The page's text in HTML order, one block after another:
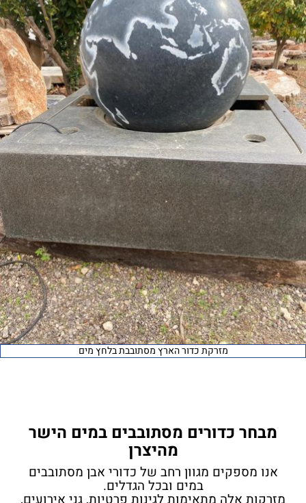
מזרקת כדור הארץ מסתובבת בלחץ מים
מבחר כדורים מסתובבים במים הישר
מהיצרן
אנו מספקים מגוון רחב של כדורי אבן מסתובבים
במים ובכל הגדלים.